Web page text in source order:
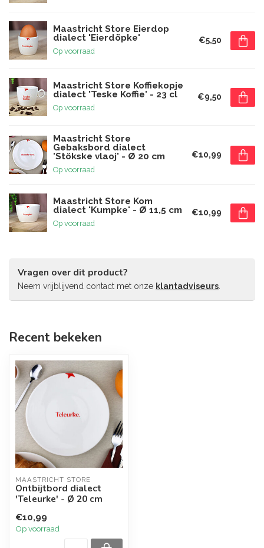
Maastricht Store Eierdop
dialect 'Eierdöpke'
Op voorraad
€5,50
Maastricht Store Koffiekopje
dialect 'Teske Koffie' - 23 cl
Op voorraad
€9,50
Maastricht Store
Gebaksbord dialect
'Stökske vlaoj' - Ø 20 cm
Op voorraad
€10,99
Maastricht Store Kom
dialect 'Kumpke' - Ø 11,5 cm
Op voorraad
€10,99
Vragen over dit product?
Neem vrijblijvend contact met onze klantadviseurs
Recent bekeken
MAASTRICHT STORE
Ontbijtbord dialect
'Teleurke' - Ø 20 cm
€10,99
Op voorraad